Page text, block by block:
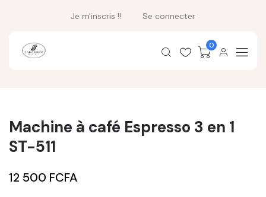
Je m'inscris !! Se connecter
0
Machine à café Espresso 3 en 1
ST-511
12 500 FCFA